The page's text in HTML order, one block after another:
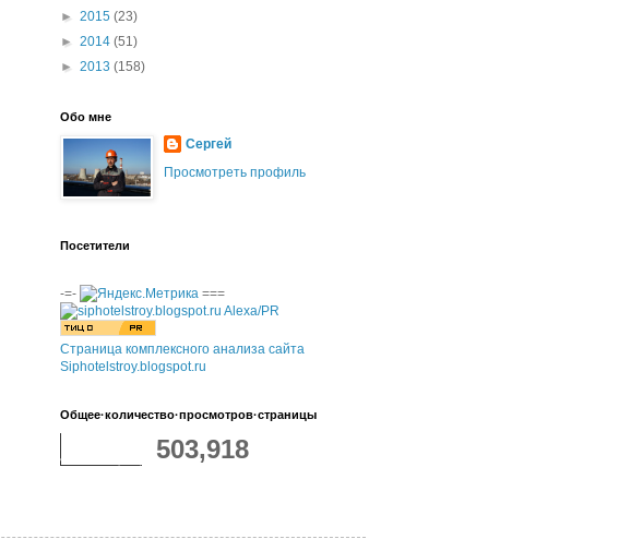
► 2015 (23)
► 2014 (51)
► 2013 (158)
Обо мне
Сергей
Просмотреть профиль
Посетители
-=- ===
Страница комплексного анализа сайта
Siphotelstroy.blogspot.ru
Общее·количество·просмотров·страницы
503,918